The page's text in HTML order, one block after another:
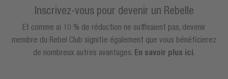
Inscrivez-vous pour devenir un Rebelle
Et comme si 10 % de réduction ne suffisaient pas, devenir
membre du Rebel Club signifie également que vous bénéficierez
de nombreux autres avantages. En savoir plus ici